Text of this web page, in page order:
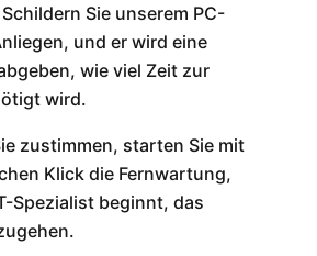
Sie unserem PC-
und er wird eine
wie viel Zeit zur
wird.
zustimmen, starten Sie mit
Klick die Fernwartung,
Spezialist beginnt, das